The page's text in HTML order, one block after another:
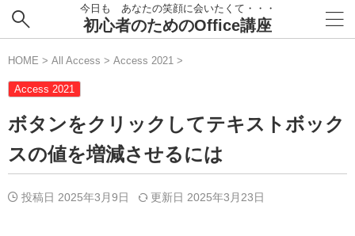
今日も あなたの笑顔に会いたくて・・・
初心者のためのOffice講座
HOME > All Access > Access 2021 >
Access 2021
ボタンをクリックしてテキストボック
スの値を増減させるには
投稿日 2025年3月9日 更新日 2025年3月23日